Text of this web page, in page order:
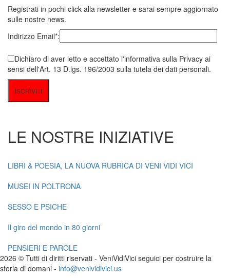
Registrati in pochi click alla newsletter e sarai sempre aggiornato
sulle nostre news.
Indirizzo Email*:
Dichiaro di aver letto e accettato l'informativa sulla Privacy ai
sensi dell'Art. 13 D.lgs. 196/2003 sulla tutela dei dati personali.
LE NOSTRE INIZIATIVE
LIBRI & POESIA, LA NUOVA RUBRICA DI VENI VIDI VICI
MUSEI IN POLTRONA
SESSO E PSICHE
Il giro del mondo in 80 giorni
PENSIERI E PAROLE
2026 © Tutti di diritti riservati - VeniVidiVici seguici per costruire la
storia di domani - info@venividivici.us